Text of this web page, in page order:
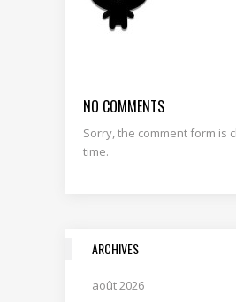
NO COMMENTS
Sorry, the comment form is
time.
ARCHIVES
août 2026